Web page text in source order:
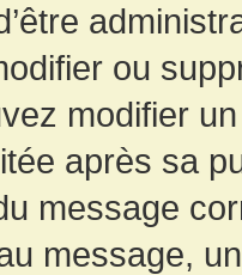
ou
modifier
après sa
message
message,